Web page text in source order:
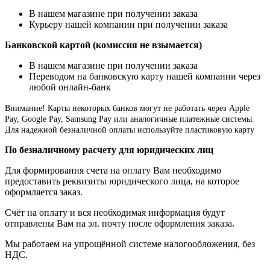
В нашем магазине при получении заказа
Курьеру нашей компании при получении заказа
Банковской картой (комиссия не взымается)
В нашем магазине при получении заказа
Переводом на банковскую карту нашей компании через
любой онлайн-банк
Внимание! Карты некоторых банков могут не работать через Apple
Pay, Google Pay, Samsung Pay или аналогичные платежные системы.
Для надежной безналичной оплаты используйте пластиковую карту
По безналичному расчету для юридических лиц
Для формирования счета на оплату Вам необходимо
предоставить реквизиты юридического лица, на которое
оформляется заказ.
Счёт на оплату и вся необходимая информация будут
отправлены Вам на эл. почту после оформления заказа.
Мы работаем на упрощённой системе налогообложения, без
НДС.